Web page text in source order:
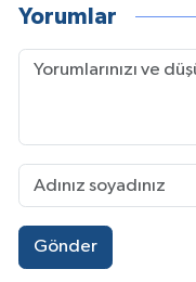
Yorumlar
Gönder